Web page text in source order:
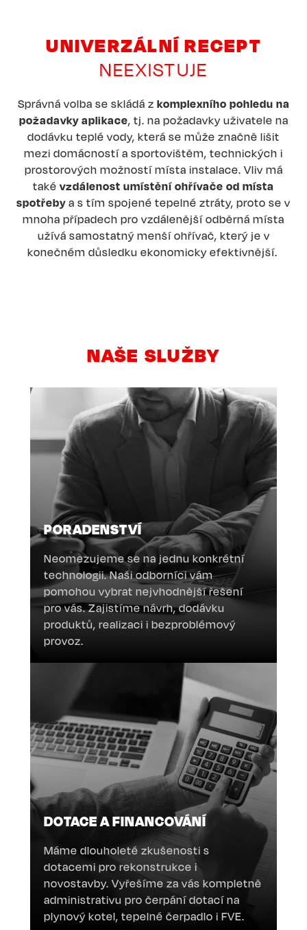
UNIVERZÁLNÍ RECEPT
NEEXISTUJE
Správná volba se skládá z komplexního pohledu na
požadavky aplikace, tj. na požadavky uživatele na
dodávku teplé vody, která se může značně lišit
mezi domácností a sportovištěm, technických i
prostorových možností místa instalace. Vliv má
takévzdálenost umístění ohřívače od místa
spotřeby a s tím spojené tepelné ztráty, proto se v
mnoha případech pro vzdálenější odběrná místa
užívá samostatný menší ohřívač, který je v
konečném důsledku ekonomicky efektivnější.
NAŠE SLUŽBY
PORADENSTVÍ
Neomezujeme se na jednu konkrétní
technologii. Naši odborníci vám
pomohou vybrat nejvhodnější řešení
pro vás. Zajistíme návrh, dodávku
produktů, realizaci i bezproblémový
provoz.
DOTACE A FINANCOVÁNÍ
Máme dlouholeté zkušenosti s
dotacemi pro rekonstrukce i
novostavby. Vyřešíme za vás kompletně
administrativu pro čerpání dotací na
plynový kotel, tepelné čerpadlo i FVE.